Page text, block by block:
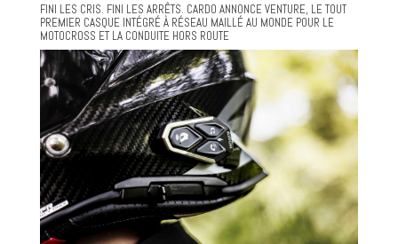
FINI LES CRIS. FINI LES ARRÊTS. CARDO ANNONCE VENTURE, LE TOUT
PREMIER CASQUE INTÉGRÉ À RÉSEAU MAILLÉ AU MONDE POUR LE
MOTOCROSS ET LA CONDUITE HORS ROUTE